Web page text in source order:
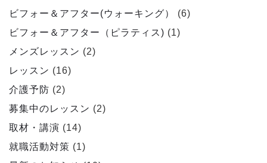
ビフォー＆アフター(ウォーキング）
(6)
ビフォー＆アフター（ピラティス) (1)
メンズレッスン (2)
レッスン (16)
介護予防 (2)
募集中のレッスン (2)
取材・講演 (14)
就職活動対策 (1)